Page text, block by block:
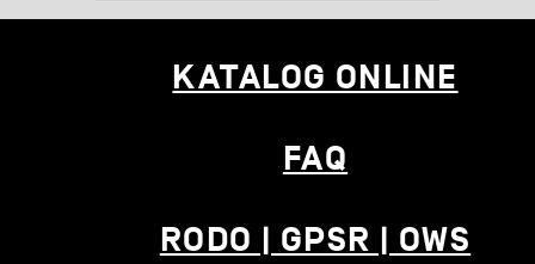
KATALOG ONLINE
FAQ
RODO | GPSR | OWS